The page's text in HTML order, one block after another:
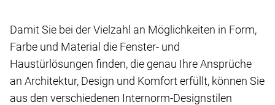
Damit Sie bei der Vielzahl an Möglichkeiten in Form,
Farbe und Material die Fenster- und
Haustürlösungen finden, die genau Ihre Ansprüche
an Architektur, Design und Komfort erfüllt, können Sie
aus den verschiedenen Internorm-Designstilen